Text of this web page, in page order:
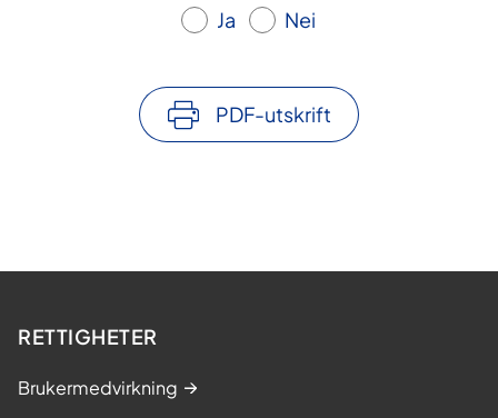
Ja Nei
PDF-utskrift
RETTIGHETER
Brukermedvirkning